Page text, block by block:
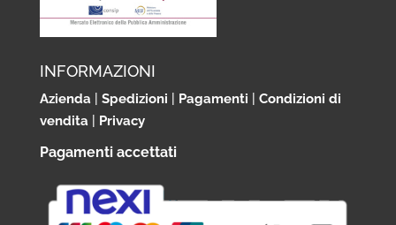
INFORMAZIONI
Azienda| Spedizioni Pagamenti
Condizioni di
vendita| Privacy
Pagamenti accettati